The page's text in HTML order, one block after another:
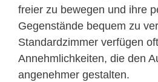
freier zu bewegen und ihre
Gegenstände bequem zu
Standardzimmer verfügen
Annehmlichkeiten, die den
angenehmer gestalten.